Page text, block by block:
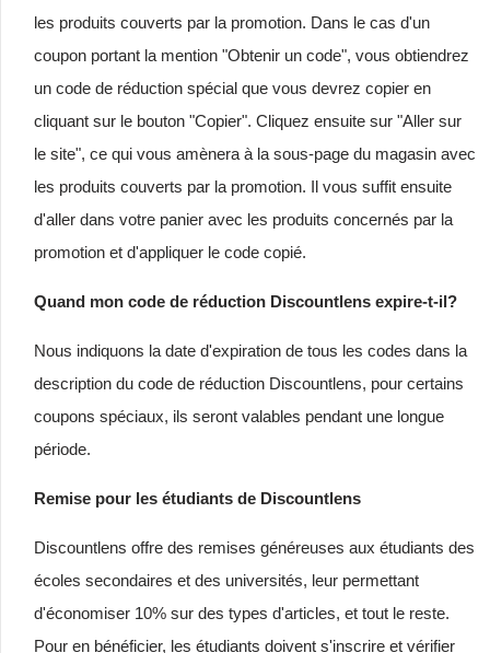
les produits couverts par la promotion. Dans le cas d'un
coupon portant la mention "Obtenir un code", vous obtiendrez
un code de réduction spécial que vous devrez copier en
cliquant sur le bouton "Copier". Cliquez ensuite sur "Aller sur
le site", ce qui vous amènera à la sous-page du magasin avec
les produits couverts par la promotion. Il vous suffit ensuite
d'aller dans votre panier avec les produits concernés par la
promotion et d'appliquer le code copié.
Quand mon code de réduction Discountlens expire-t-il?
Nous indiquons la date d'expiration de tous les codes dans la
description du code de réduction Discountlens, pour certains
coupons spéciaux, ils seront valables pendant une longue
période.
Remise pour les étudiants de Discountlens
Discountlens offre des remises généreuses aux étudiants des
écoles secondaires et des universités, leur permettant
d'économiser 10% sur des types d'articles, et tout le reste.
Pour en bénéficier, les étudiants doivent s'inscrire et vérifier